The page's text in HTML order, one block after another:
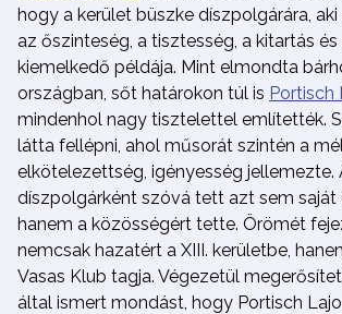
hogy a kerület büszke díszpolgárára,
az őszinteség, a tisztesség, a kitartás
kiemelkedő példája. Mint elmondta
országban, sőt határokon túl is Portisch
mindenhol nagy tisztelettel említették.
látta fellépni, ahol műsorát szintén a
elkötelezettség, igényesség jellemezte.
díszpolgárként szóvá tett azt sem saját
hanem a közösségért tette. Örömét
nemcsak hazatért a XIII. kerületbe,
Vasas Klub tagja. Végezetül
által ismert mondást, hogy Portisch